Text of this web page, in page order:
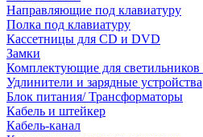
Направляющие под клавиатуру
Полка под клавиатуру
Кассетницы для CD и DVD
Замки
Комплектующие для светильников
Удлинители и зарядные устройства
Блок питания/ Трансформаторы
Кабель и штейкер
Кабель-канал